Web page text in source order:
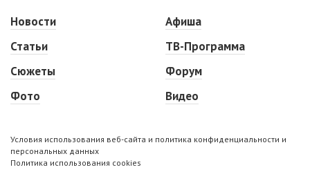
Новости
Статьи
Сюжеты
Фото
Афиша
ТВ-Программа
Форум
Видео
Условия использования веб-сайта и политика конфиденциальности и
персональных данных
Политика использования cookies